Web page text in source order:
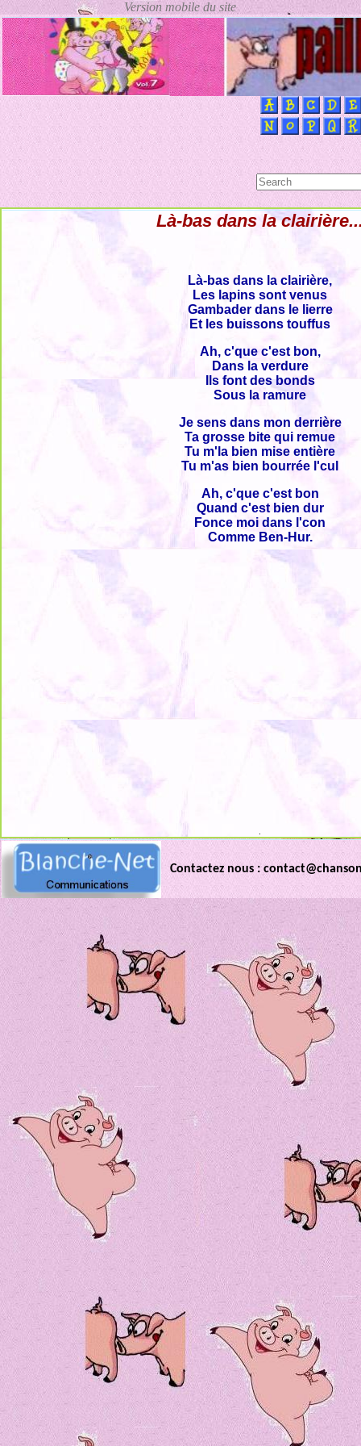
Là-bas dans la
Là-bas dans la clairière,
Les lapins sont venus
Gambader dans le lierre
Et les buissons touffus
Ah, c'que c'est bon,
Dans la verdure
Ils font des bonds
Sous la ramure
Je sens dans mon derrière
Ta grosse bite qui remue
Tu m'la bien mise entière
Tu m'as bien bourrée l'cul
Ah, c'que c'est bon
Quand c'est bien dur
Fonce moi dans l'con
Comme Ben-Hur.
Contactez nous :